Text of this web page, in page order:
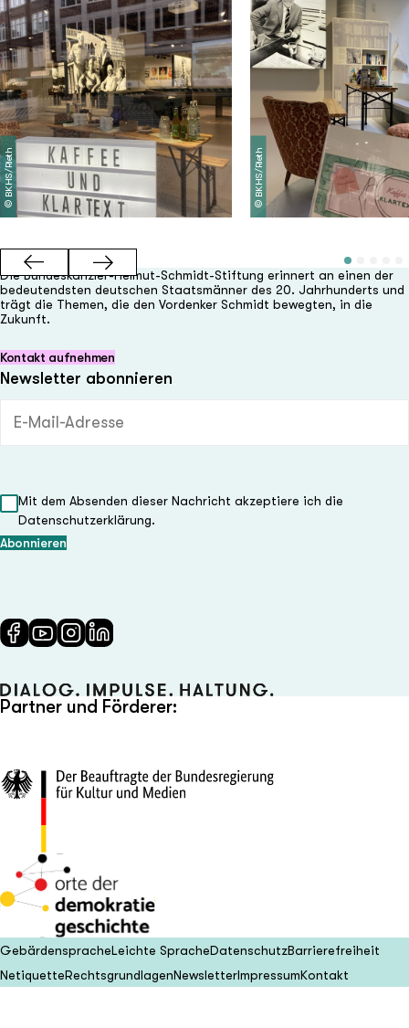
©
BKHS/Rieth
©
BKHS/Rieth
Die Bundeskanzler-Helmut-Schmidt-Stiftung erinnert an einen der
bedeutendsten deutschen Staatsmänner des 20. Jahrhunderts und
trägt die Themen, die den Vordenker Schmidt bewegten, in die
Zukunft.
Kontakt aufnehmen
Newsletter abonnieren
Mit dem Absenden dieser Nachricht akzeptiere ich die
Datenschutzerklärung.
Partner und Förderer:
GebärdenspracheLeichte SpracheDatenschutzBarrierefreiheit
NetiquetteRechtsgrundlagenNewsletterImpressumKontakt